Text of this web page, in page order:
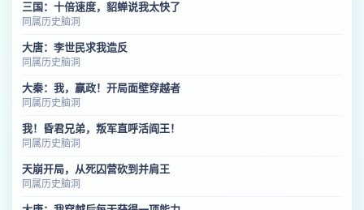
三国：十倍速度，貂蝉说我太快了
同属历史脑洞
大唐：李世民求我造反
同属历史脑洞
大秦：我，嬴政！开局面壁穿越者
同属历史脑洞
我！昏君兄弟，叛军直呼活阎王！
同属历史脑洞
天崩开局，从死囚营砍到并肩王
同属历史脑洞